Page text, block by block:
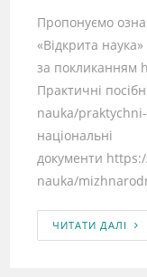
Пропонуємо
«Відкрита
за покликанням
Практичні
nauka/
національні
документи
nauka/
ЧИТАТИ ДАЛІ